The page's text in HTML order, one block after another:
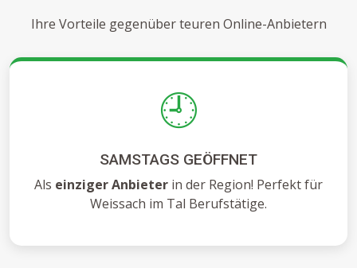
Ihre Vorteile gegenüber teuren Online-Anbietern
🕘
SAMSTAGS GEÖFFNET
Als einziger Anbieter in der Region! Perfekt für
Weissach im Tal Berufstätige.